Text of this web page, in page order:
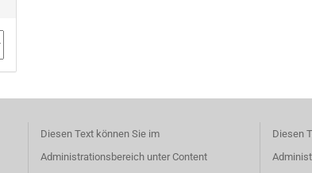
Diesen Text können Sie im
Administrationsbereich unter Content
Diesen